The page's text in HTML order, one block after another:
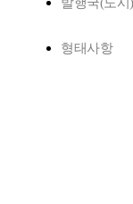
발행국(도시)
형태사항